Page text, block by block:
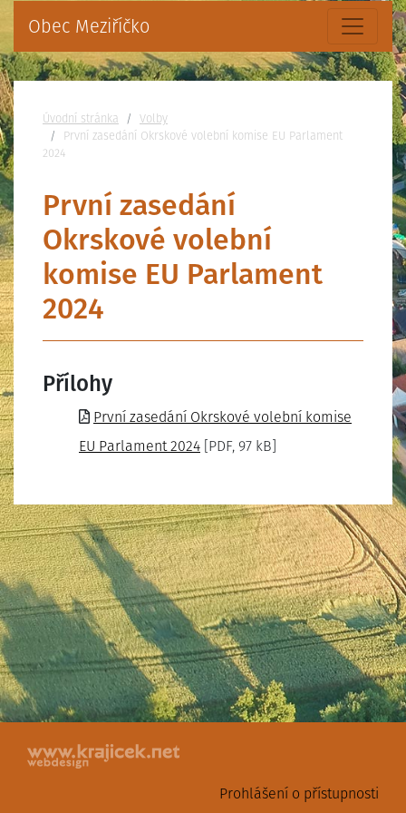
Obec Meziříčko
Nacházíte se:
Úvodní stránka
Volby
První zasedání Okrskové volební komise EU Parlament
2024
První zasedání
Okrskové volební
komise EU Parlament
2024
Přílohy
První zasedání Okrskové volební komise
EU Parlament 2024 [PDF, 97 kB]
Prohlášení o přístupnosti